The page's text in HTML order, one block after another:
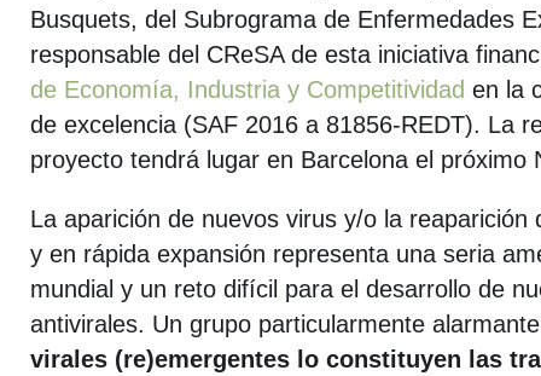
Busquets, del Subrograma de Enfermedades
responsable del CReSA de esta iniciativa
de Economía, Industria y Competitividad en la
de excelencia (SAF 2016 a 81856-REDT). La
proyecto tendrá lugar en Barcelona el próximo
La aparición de nuevos virus y/o la reaparición
y en rápida expansión representa una seria
mundial y un reto difícil para el desarrollo de
antivirales. Un grupo particularmente
virales (re)emergentes lo constituyen las